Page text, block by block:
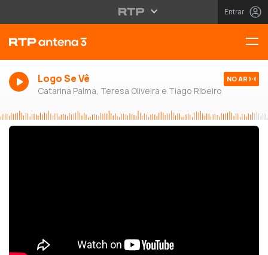
Entrar
Logo Se Vê
Catarina Palma, Teresa Oliveira e Tiago Ribeiro
NO AR